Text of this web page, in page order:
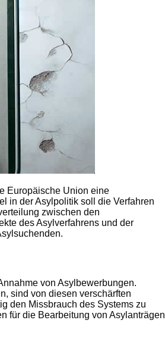
Europäische Union eine
in der Asylpolitik soll die Verfahren
zwischen den
des Asylverfahrens und der
von Asylbewerbungen.
sind von diesen verschärften
den Missbrauch des Systems zu
für die Bearbeitung von Asylanträgen